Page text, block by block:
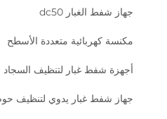
جهاز شفط الغبار dc50
مكنسة كهربائية متعددة الأسطح
أجهزة شفط غبار لتنظيف السجاد
جهاز شفط غبار يدوي لتنظيف